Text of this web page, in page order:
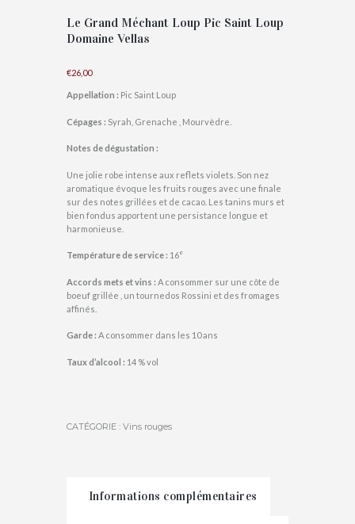
Le Grand Méchant Loup Pic Saint Loup
Domaine Vellas
€26,00
Appellation : Pic Saint Loup
Cépages : Syrah, Grenache , Mourvèdre.
Notes de dégustation :
Une jolie robe intense aux reflets violets. Son nez
aromatique évoque les fruits rouges avec une finale
sur des notes grillées et de cacao. Les tanins murs et
bien fondus apportent une persistance longue et
harmonieuse.
Température de service : 16°
Accords mets et vins : A consommer sur une côte de
boeuf grillée , un tournedos Rossini et des fromages
affinés.
Garde : A consommer dans les 10 ans
Taux d’alcool : 14 % vol
CATÉGORIE : Vins rouges
Informations complémentaires